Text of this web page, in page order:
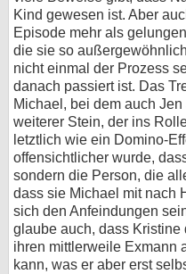
Kind gewesen ist. Aber
Episode mehr als
die sie so
nicht einmal der Prozess
danach passiert ist. Das
Michael, bei dem auch
weiterer Stein, der ins
letztlich wie ein Domino-
offensichtlicher wurde,
sondern die Person, die
dass sie Michael mit nach
sich den Anfeindungen
glaube auch, dass Kristine
ihren mittlerweile Exmann
kann, was er aber erst